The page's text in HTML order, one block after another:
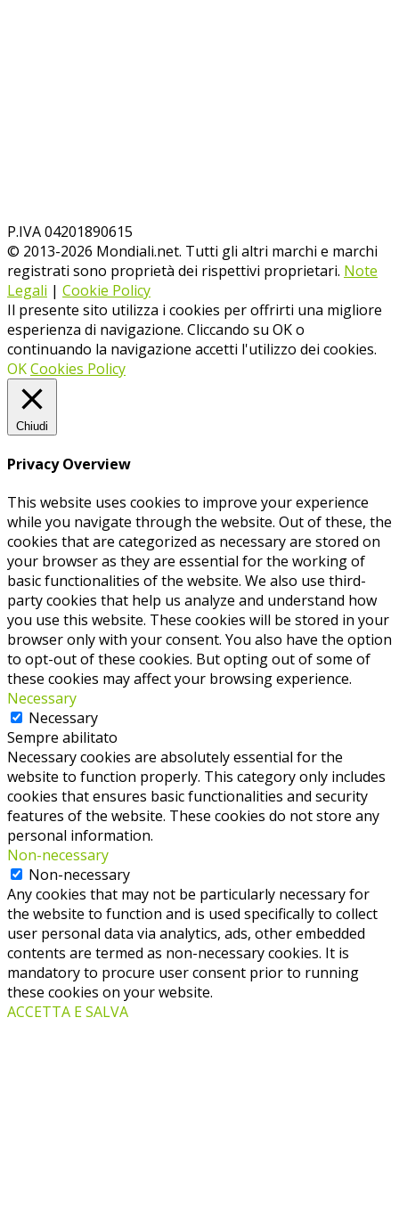
P.IVA 04201890615
© 2013-2026 Mondiali.net. Tutti gli altri marchi e marchi
registrati sono proprietà dei rispettivi proprietari. Note
Legali | Cookie Policy
Il presente sito utilizza i cookies per offrirti una migliore
esperienza di navigazione. Cliccando su OK o
continuando la navigazione accetti l'utilizzo dei cookies.
OKCookies Policy
Chiudi
Privacy Overview
This website uses cookies to improve your experience
while you navigate through the website. Out of these, the
cookies that are categorized as necessary are stored on
your browser as they are essential for the working of
basic functionalities of the website. We also use third-
party cookies that help us analyze and understand how
you use this website. These cookies will be stored in your
browser only with your consent. You also have the option
to opt-out of these cookies. But opting out of some of
these cookies may affect your browsing experience.
Necessary
Necessary
Sempre abilitato
Necessary cookies are absolutely essential for the
website to function properly. This category only includes
cookies that ensures basic functionalities and security
features of the website. These cookies do not store any
personal information.
Non-necessary
Non-necessary
Any cookies that may not be particularly necessary for
the website to function and is used specifically to collect
user personal data via analytics, ads, other embedded
contents are termed as non-necessary cookies. It is
mandatory to procure user consent prior to running
these cookies on your website.
ACCETTA E SALVA